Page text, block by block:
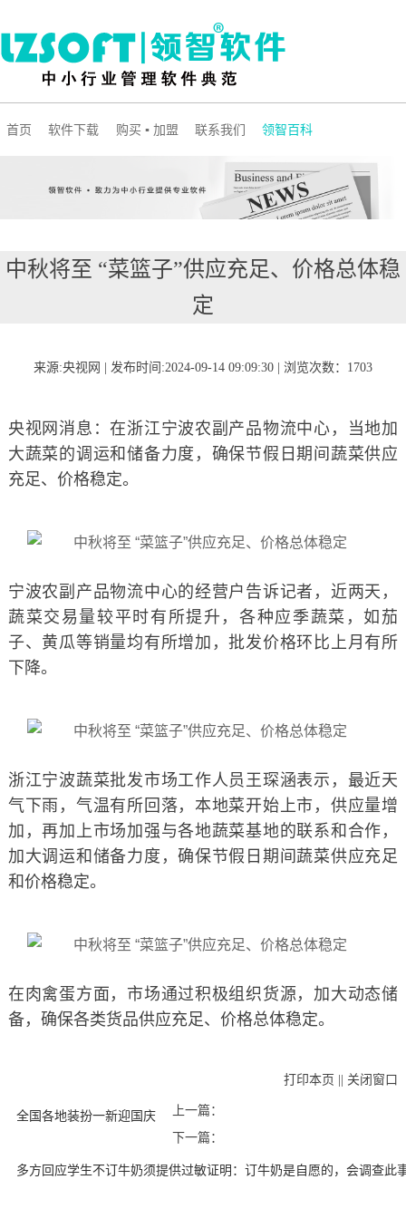
首页 软件下载 购买 ▪ 加盟 联系我们 领智百科
中秋将至 “菜篮子”供应充足、价格总体稳
定
来源:央视网 | 发布时间:2024-09-14 09:09:30 | 浏览次数：1703
央视网消息：在浙江宁波农副产品物流中心，当地加
大蔬菜的调运和储备力度，确保节假日期间蔬菜供应
充足、价格稳定。
宁波农副产品物流中心的经营户告诉记者，近两天，
蔬菜交易量较平时有所提升，各种应季蔬菜，如茄
子、黄瓜等销量均有所增加，批发价格环比上月有所
下降。
浙江宁波蔬菜批发市场工作人员王琛涵表示，最近天
气下雨，气温有所回落，本地菜开始上市，供应量增
加，再加上市场加强与各地蔬菜基地的联系和合作，
加大调运和储备力度，确保节假日期间蔬菜供应充足
和价格稳定。
在肉禽蛋方面，市场通过积极组织货源，加大动态储
备，确保各类货品供应充足、价格总体稳定。
打印本页 关闭窗口
上一篇：
全国各地装扮一新迎国庆
下一篇：
多方回应学生不订牛奶须提供过敏证明：订牛奶是自愿的，会调查此